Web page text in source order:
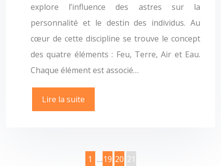
explore l’influence des astres sur la
personnalité et le destin des individus. Au
cœur de cette discipline se trouve le concept
des quatre éléments : Feu, Terre, Air et Eau.
Chaque élément est associé…
Lire la suite
1 …19 20 21